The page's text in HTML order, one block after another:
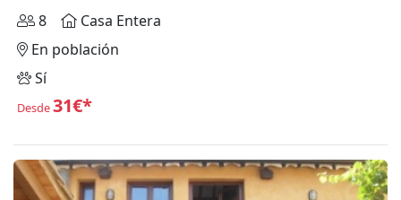
8
Casa Entera
En población
Sí
Desde31€*